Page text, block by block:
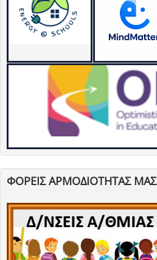
ΦΟΡΕΙΣ ΑΡΜΟΔΙΟΤΗΤΑΣ ΜΑΣ